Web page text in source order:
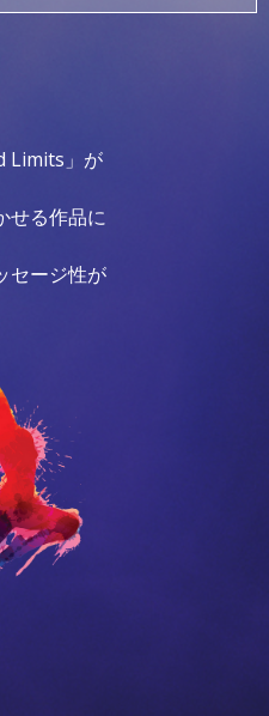
Limits」 が
せる作品に
セージ性が